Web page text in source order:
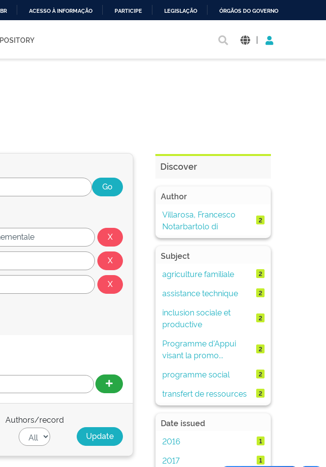
ACESSO À INFORMAÇÃO PARTICIPE LEGISLAÇÃO ÓRGÃOS DO GOVERNO
|
Authors/record
Discover
Author
Villarosa, Francesco
Notarbartolo di
2
Subject
agriculture familiale
2
assistance technique 2
inclusion sociale et
productive
2
Programme d'Appui
visant la promo...
2
programme social 2
transfert de ressources 2
Date issued
2016
1
2017 1